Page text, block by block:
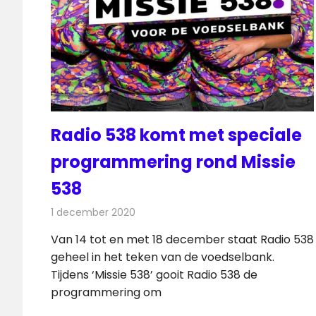
Radio 538 komt met speciale
programmering rond Missie
538
1 december 2020
Van 14 tot en met 18 december staat Radio 538
geheel in het teken van de voedselbank.
Tijdens ‘Missie 538’ gooit Radio 538 de
programmering om